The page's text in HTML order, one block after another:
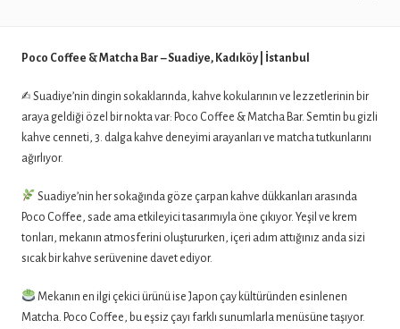
Poco Coffee & Matcha Bar – Suadiye, Kadıköy | İstanbul
✍️ Suadiye’nin dingin sokaklarında, kahve kokularının ve lezzetlerinin bir
araya geldiği özel bir nokta var: Poco Coffee & Matcha Bar. Semtin bu gizli
kahve cenneti, 3. dalga kahve deneyimi arayanları ve matcha tutkunlarını
ağırlıyor.
Suadiye’nin her sokağında göze çarpan kahve dükkanları arasında
Poco Coffee, sade ama etkileyici tasarımıyla öne çıkıyor. Yeşil ve krem
tonları, mekanın atmosferini oluştururken, içeri adım attığınız anda sizi
sıcak bir kahve serüvenine davet ediyor.
Mekanın en ilgi çekici ürünü ise Japon çay kültüründen esinlenen
Matcha. Poco Coffee, bu eşsiz çayı farklı sunumlarla menüsüne taşıyor.